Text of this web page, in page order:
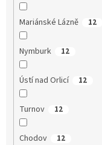
Mariánské Lázně 12
Nymburk 12
Ústí nad Orlicí 12
Turnov 12
Chodov 12